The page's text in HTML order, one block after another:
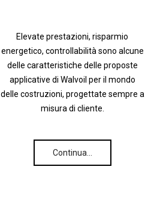
Elevate prestazioni, risparmio
energetico, controllabilità sono alcune
delle caratteristiche delle proposte
applicative di Walvoil per il mondo
delle costruzioni, progettate sempre a
misura di cliente.
Continua…